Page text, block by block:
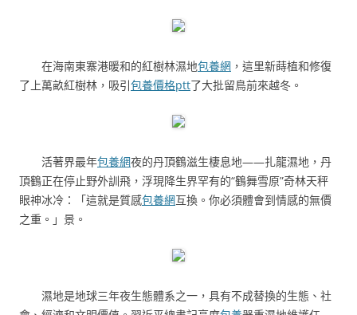
在海南東寨港暖和的紅樹林濕地包養網 ，這里新蒔植和修復
了上萬畝紅樹林，吸引包養價格ptt了大批留鳥前來越冬。
活著界最年包養網夜的丹頂鶴滋生棲息地——扎龍濕地，丹
頂鶴正在停止野外訓飛，浮現降生界罕有的“鶴舞雪原”奇林天秤
眼神冰冷：「這就是質感包養網互換。你必須體會到情感的無價
之重。」景。
濕地是地球三年夜生態體系之一，具有不成替換的生態、社